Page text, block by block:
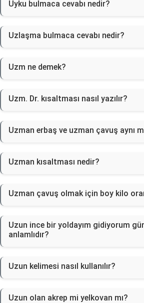
Uyku bulmaca cevabı nedir?
Uzlaşma bulmaca cevabı nedir?
Uzm ne demek?
Uzm. Dr. kısaltması nasıl yazılır?
Uzman erbaş ve uzman çavuş aynı
Uzman kısaltması nedir?
Uzman çavuş olmak için boy kilo
Uzun ince bir yoldayım gidiyorum
anlamlıdır?
Uzun kelimesi nasıl kullanılır?
Uzun olan akrep mi yelkovan mı?